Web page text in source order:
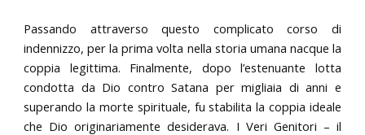
Passando attraverso questo complicato corso di
indennizzo, per la prima volta nella storia umana nacque la
coppia legittima. Finalmente, dopo l’estenuante lotta
condotta da Dio contro Satana per migliaia di anni e
superando la morte spirituale, fu stabilita la coppia ideale
che Dio originariamente desiderava. I Veri Genitori – il